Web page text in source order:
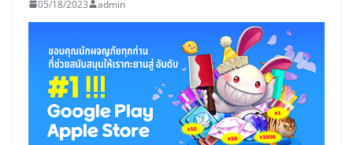
05/18/2023 admin